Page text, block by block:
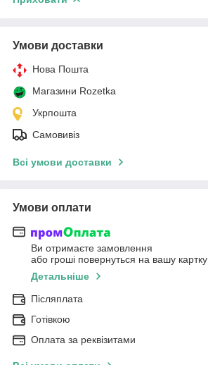
Умови доставки
Нова Пошта
Магазини Rozetka
Укрпошта
Самовивіз
Всі умови доставки
Умови оплати
Ви отримаєте замовлення
або гроші повернуться на вашу картку
Детальніше
Післяплата
Готівкою
Оплата за реквізитами